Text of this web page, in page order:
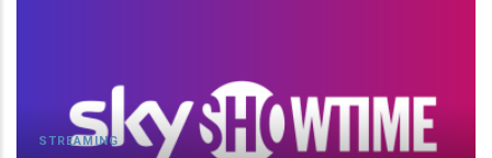
STREAMING